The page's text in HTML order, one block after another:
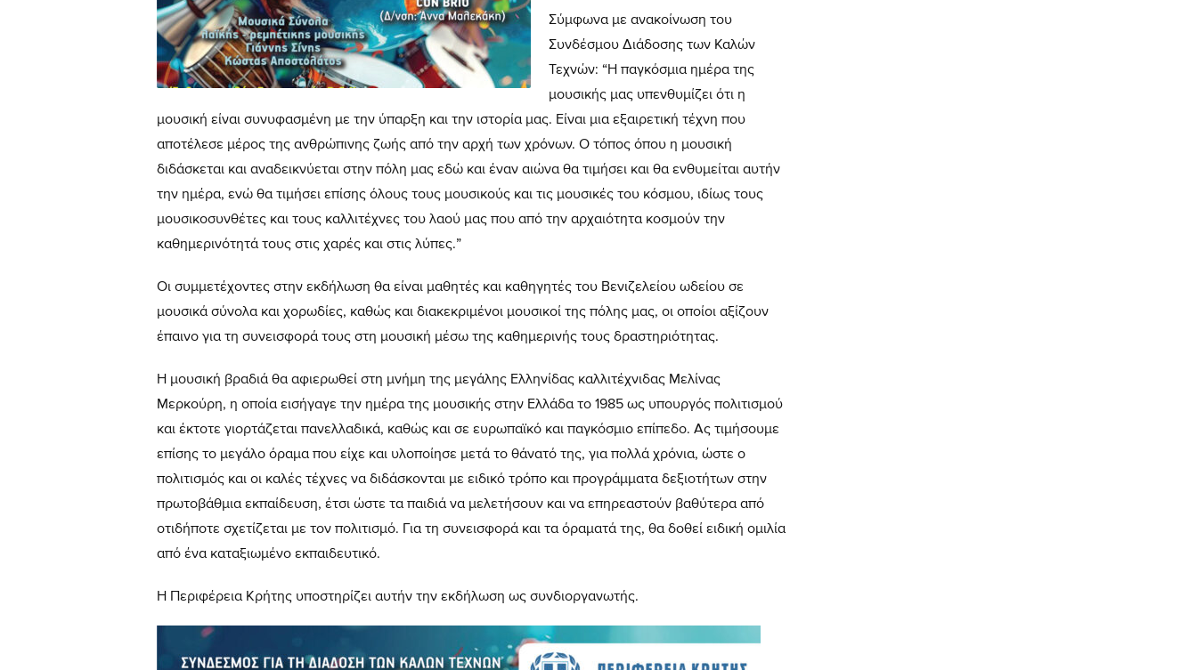
Σύμφωνα με ανακοίνωση του
Συνδέσμου Διάδοσης των Καλών
Τεχνών: “Η παγκόσμια ημέρα της
μουσικής μας υπενθυμίζει ότι η
μουσική είναι συνυφασμένη με την ύπαρξη και την ιστορία μας. Είναι μια εξαιρετική τέχνη που
αποτέλεσε μέρος της ανθρώπινης ζωής από την αρχή των χρόνων. Ο τόπος όπου η μουσική
διδάσκεται και αναδεικνύεται στην πόλη μας εδώ και έναν αιώνα θα τιμήσει και θα ενθυμείται αυτήν
την ημέρα, ενώ θα τιμήσει επίσης όλους τους μουσικούς και τις μουσικές του κόσμου, ιδίως τους
μουσικοσυνθέτες και τους καλλιτέχνες του λαού μας που από την αρχαιότητα κοσμούν την
καθημερινότητά τους στις χαρές και στις λύπες.”
Οι συμμετέχοντες στην εκδήλωση θα είναι μαθητές και καθηγητές του Βενιζελείου ωδείου σε
μουσικά σύνολα και χορωδίες, καθώς και διακεκριμένοι μουσικοί της πόλης μας, οι οποίοι αξίζουν
έπαινο για τη συνεισφορά τους στη μουσική μέσω της καθημερινής τους δραστηριότητας.
Η μουσική βραδιά θα αφιερωθεί στη μνήμη της μεγάλης Ελληνίδας καλλιτέχνιδας Μελίνας
Μερκούρη, η οποία εισήγαγε την ημέρα της μουσικής στην Ελλάδα το 1985 ως υπουργός πολιτισμού
και έκτοτε γιορτάζεται πανελλαδικά, καθώς και σε ευρωπαϊκό και παγκόσμιο επίπεδο. Ας τιμήσουμε
επίσης το μεγάλο όραμα που είχε και υλοποίησε μετά το θάνατό της, για πολλά χρόνια, ώστε ο
πολιτισμός και οι καλές τέχνες να διδάσκονται με ειδικό τρόπο και προγράμματα δεξιοτήτων στην
πρωτοβάθμια εκπαίδευση, έτσι ώστε τα παιδιά να μελετήσουν και να επηρεαστούν βαθύτερα από
οτιδήποτε σχετίζεται με τον πολιτισμό. Για τη συνεισφορά και τα όραματά της, θα δοθεί ειδική ομιλία
από ένα καταξιωμένο εκπαιδευτικό.
Η Περιφέρεια Κρήτης υποστηρίζει αυτήν την εκδήλωση ως συνδιοργανωτής.